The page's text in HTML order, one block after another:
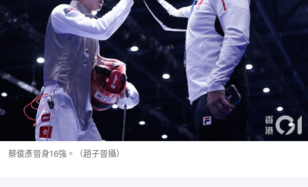
蔡俊彥晉身16強。（趙子晉攝）